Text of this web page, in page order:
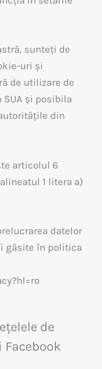
sunteți de
uri și
de utilizare de
și posibila
din
articolul 6
1 litera a)
datelor
găsite în politica
de
Facebook